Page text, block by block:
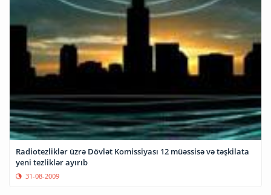
Radiotezliklər üzrə Dövlət Komissiyası 12 müəssisə və təşkilata
yeni tezliklər ayırıb
31-08-2009